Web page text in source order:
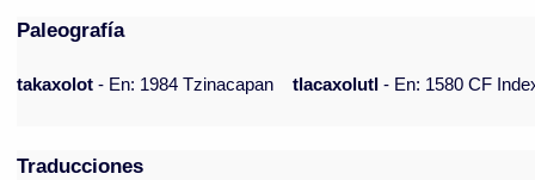
Paleografía
takaxolot - En: 1984 Tzinacapan tlacaxolutl - En: 1580 CF
Traducciones